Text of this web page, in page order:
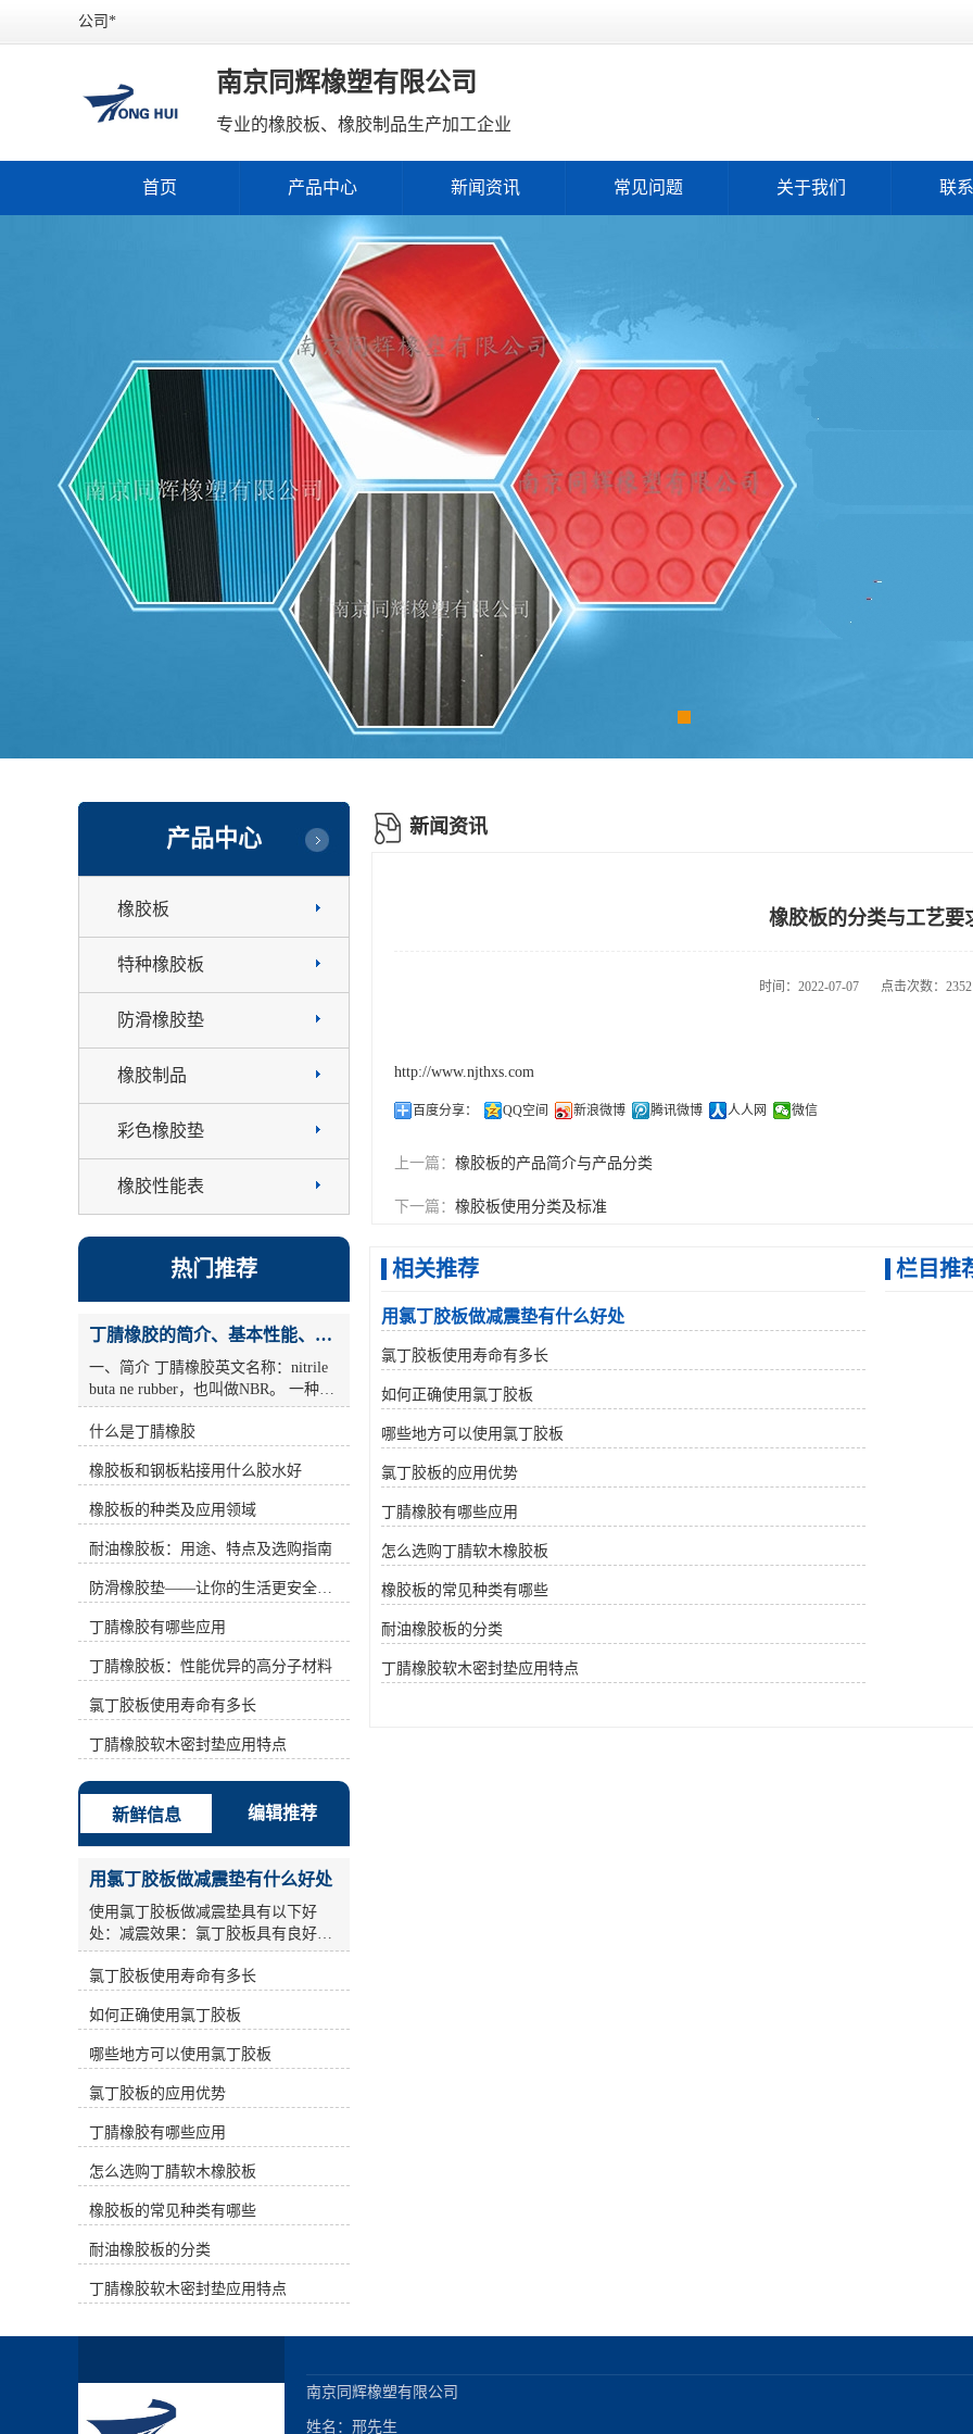
公司*
南京同辉橡塑有限公司
专业的橡胶板、橡胶制品生产加工企业
首页 产品中心 新闻资讯 常见问题 关于我们 联
新闻资讯
橡胶板的分类与工艺要
时间：2022-07-07 点击次数：2352
http://www.njthxs.com
百度分享： QQ空间 新浪微博 腾讯微博 人人网 微信
上一篇： 橡胶板的产品简介与产品分类
下一篇： 橡胶板使用分类及标准
相关推荐
用氯丁胶板做减震垫有什么好处
氯丁胶板使用寿命有多长
如何正确使用氯丁胶板
哪些地方可以使用氯丁胶板
氯丁胶板的应用优势
丁腈橡胶有哪些应用
怎么选购丁腈软木橡胶板
橡胶板的常见种类有哪些
耐油橡胶板的分类
丁腈橡胶软木密封垫应用特点
栏目推
产品中心
橡胶板
特种橡胶板
防滑橡胶垫
橡胶制品
彩色橡胶垫
橡胶性能表
热门推荐
丁腈橡胶的简介、基本性能、主要用途
一、简介 丁腈橡胶英文名称：nitrile
buta ne rubber，也叫做NBR。 一种由
丁二烯和丙烯腈共聚而成的合成橡
胶。耐油(尤其是 丁腈橡胶烷烃油)，
(%)为42~46、36~41、31~35、
25~30、18~24等。丙烯腈含量越高，
耐油性越好，但耐寒性相应降低。它
可以在120℃或在空气中 150℃中长期
使用的油。此外，它还具有良好的耐
水性、气密性和粘结性能。广泛应用
于制造各种耐油橡胶产品、各种耐油
垫圈、垫圈、套管、软包装、软管、
为汽车、航空、石油、复印等行业不
可缺少的弹性材料。 二、基本性能
丁腈橡胶又称丁二烯一丙烯腈橡胶，
简称丁二烯一丙烯腈橡胶NBR，平均
分子量约70万。灰色至浅黄色块或粉
状固体，相对密度为0.95～1.0。丁腈
橡胶玻璃化温度为26%Tg=一52℃，
脆化温度Tb=一47℃，丙烯腈含量为
40%的丁腈橡胶玻璃化温度Tg=一
22℃。溶解度参数δ=8.9～9.9.溶于醋
酸乙酯、醋酸丁酯、氯苯、甲乙酮
等。丁腈橡胶具有优异的耐油性，仅
次于聚硫橡胶和氟橡胶，具有耐磨性
和气密性。 丁腈橡胶的缺点是不耐臭
氧和芳香族、卤代烃、酮和酯溶剂，
胶和氯丁橡胶，可达120℃长期工
橡胶的性能受丙烯腈含量的影响。随
着丙烯腈含量的增加，拉伸强度、耐
热性、耐油性、气密性和硬度增加，
但弹性和耐寒性降低。丁腈橡胶耐臭
氧和电绝缘性差。耐水性好。 三、主
要用途 丁腈橡胶主要用于制造耐油产
型油囊等，常用于制造O形圈、油
管、密封件、发泡等各种耐油成型产
品。
什么是丁腈橡胶
橡胶板和钢板粘接用什么胶水好
橡胶板的种类及应用领域
耐油橡胶板：用途、特点及选购指南
防滑橡胶垫——让你的生活更安全舒适
丁腈橡胶有哪些应用
丁腈橡胶板：性能优异的高分子材料
氯丁胶板使用寿命有多长
丁腈橡胶软木密封垫应用特点
新鲜信息 编辑推荐
用氯丁胶板做减震垫有什么好处
使用氯丁胶板做减震垫具有以下好
处：减震效果：氯丁胶板具有良好的
弹性和柔软性，能够有效吸收冲击和
振动，减轻物体受到的冲击力和震
于需要减少振动和噪音的场所和设备
非常重要。吸震能力：氯丁胶板具有
出色的吸震能力，可以吸收地面、机
械设备或其他物体的震动，防止震动
传递到周围环境或其他物体，从而保
护地面、设备或结构的完整性和稳定
性。防滑性能：氯丁胶板通常具有良
好的抗滑性能，可以增加地面或物体
提供更安全的工作和生活环境。耐久
性：氯丁胶板通常具有优异的耐久性
和耐候性，能够长时间保持其减震和
吸震性能，不易老化和变形，从而延
长使用寿命。多功能性：氯丁胶板可
种形式的减震和吸震解决方案。 总的
来说，使用氯丁胶板做减震垫可以有
氯丁胶板使用寿命有多长
如何正确使用氯丁胶板
哪些地方可以使用氯丁胶板
氯丁胶板的应用优势
丁腈橡胶有哪些应用
怎么选购丁腈软木橡胶板
橡胶板的常见种类有哪些
耐油橡胶板的分类
丁腈橡胶软木密封垫应用特点
南京同辉橡塑有限公司
姓名：邢先生